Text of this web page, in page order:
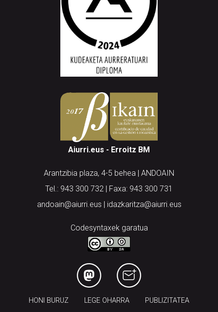
Aiurri.eus - Erroitz BM
Arantzibia plaza, 4-5 behea | ANDOAIN
Tel.: 943 300 732 | Faxa: 943 300 731
andoain@aiurri.eus | idazkaritza@aiurri.eus
Codesyntaxek garatua
HONI BURUZ LEGE OHARRA PUBLIZITATEA